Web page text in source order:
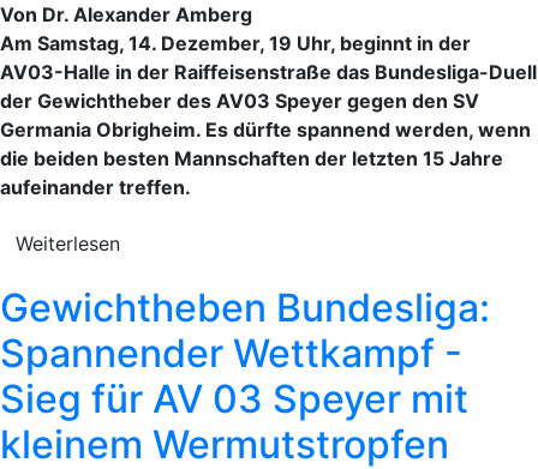
Von Dr. Alexander Amberg
Am Samstag, 14. Dezember, 19 Uhr, beginnt in der
AV03-Halle in der Raiffeisenstraße das Bundesliga-Duell
der Gewichtheber des AV03 Speyer gegen den SV
Germania Obrigheim. Es dürfte spannend werden, wenn
die beiden besten Mannschaften der letzten 15 Jahre
aufeinander treffen.
Weiterlesen
Gewichtheben Bundesliga:
Spannender Wettkampf -
Sieg für AV 03 Speyer mit
kleinem Wermutstropfen